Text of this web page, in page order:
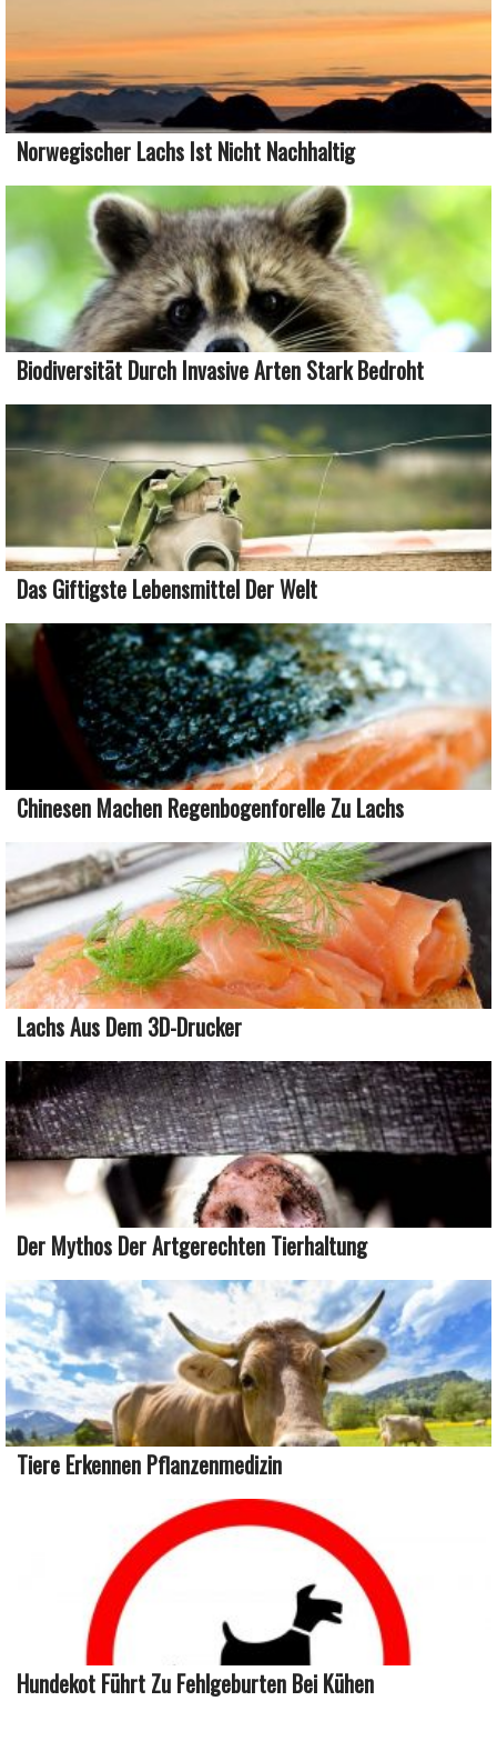
Norwegischer Lachs Ist Nicht Nachhaltig
Biodiversität Durch Invasive Arten Stark Bedroht
Das Giftigste Lebensmittel Der Welt
Chinesen Machen Regenbogenforelle Zu Lachs
Lachs Aus Dem 3D-Drucker
Der Mythos Der Artgerechten Tierhaltung
Tiere Erkennen Pflanzenmedizin
Hundekot Führt Zu Fehlgeburten Bei Kühen